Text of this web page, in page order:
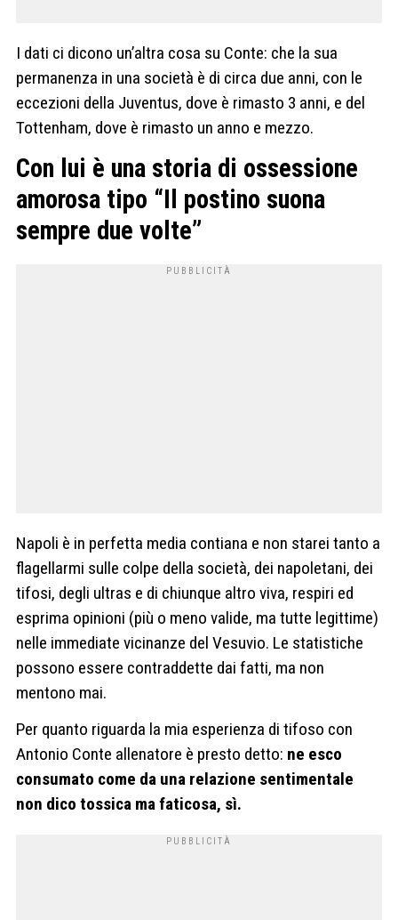
I dati ci dicono un’altra cosa su Conte: che la sua
permanenza in una società è di circa due anni, con le
eccezioni della Juventus, dove è rimasto 3 anni, e del
Tottenham, dove è rimasto un anno e mezzo.
Con lui è una storia di ossessione
amorosa tipo “Il postino suona
sempre due volte”
Napoli è in perfetta media contiana e non starei tanto a
flagellarmi sulle colpe della società, dei napoletani, dei
tifosi, degli ultras e di chiunque altro viva, respiri ed
esprima opinioni (più o meno valide, ma tutte legittime)
nelle immediate vicinanze del Vesuvio. Le statistiche
possono essere contraddette dai fatti, ma non
mentono mai.
Per quanto riguarda la mia esperienza di tifoso con
Antonio Conte allenatore è presto detto: ne esco
consumato come da una relazione sentimentale
non dico tossica ma faticosa, sì.